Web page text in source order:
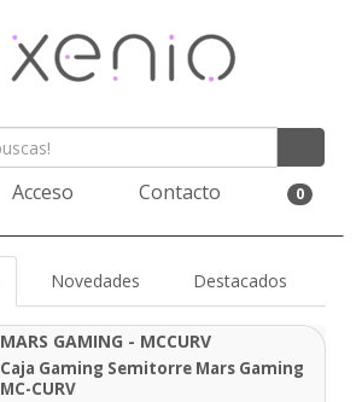
Acceso Contacto 0
Novedades Destacados
MARS GAMING - MCCURV
Caja Gaming Semitorre Mars Gaming
MC-CURV